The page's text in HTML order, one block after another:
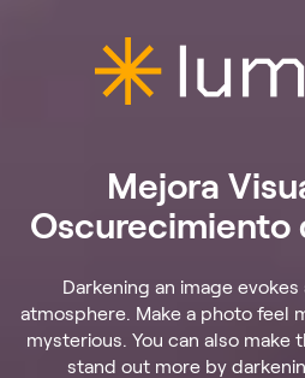
Mejora
Oscurecimiento
Darkening an image
atmosphere. Make a photo feel
mysterious. You can also
stand out more by